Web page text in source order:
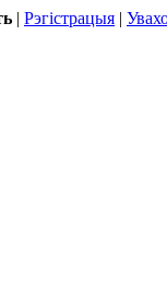
| Рэгістрацыя |